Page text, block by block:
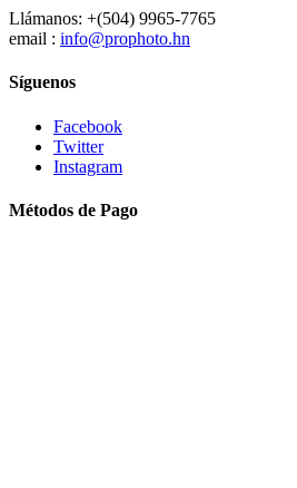
Llámanos: +(504) 9965-7765
email : info@prophoto.hn
Síguenos
Facebook
Twitter
Instagram
Métodos de Pago